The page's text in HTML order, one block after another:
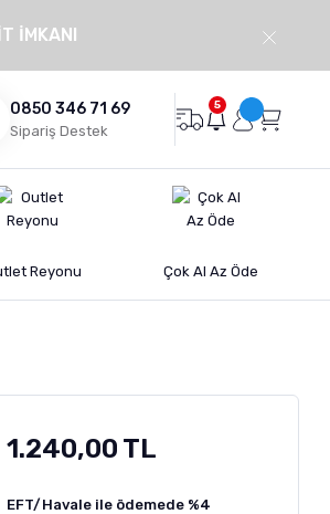
İMKANI
0850 346 71 69
Sipariş Destek
5
Reyonu Çok Al Az Öde
1.240,00 TL
EFT/Havale ile ödemede %4